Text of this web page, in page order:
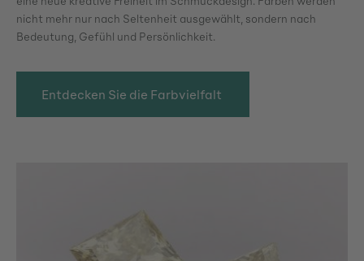
nicht mehr nur nach Seltenheit ausgewählt, sondern nach
Bedeutung, Gefühl und Persönlichkeit.
Entdecken Sie die Farbvielfalt